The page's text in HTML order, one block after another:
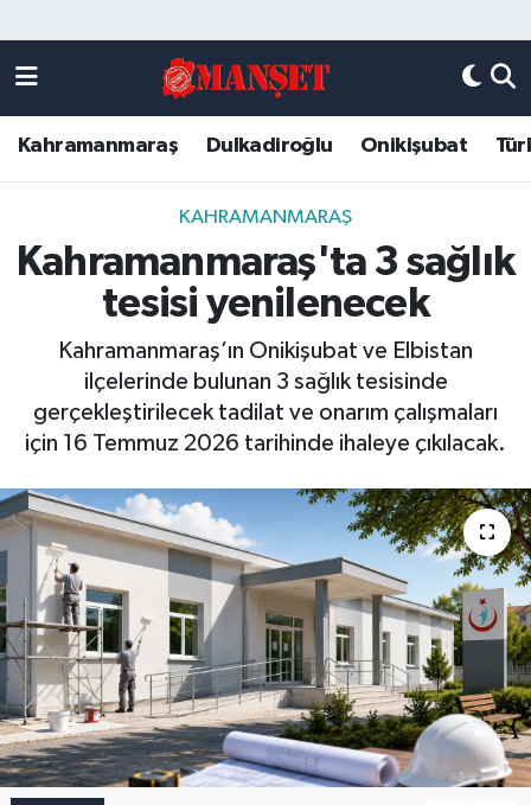
Kahramanmaraş Dulkadiroğlu Onikişubat
KAHRAMANMARAŞ
Kahramanmaraş'ta 3 sağlık
tesisi yenilenecek
Kahramanmaraş’ın Onikişubat ve Elbistan
ilçelerinde bulunan 3 sağlık tesisinde
gerçekleştirilecek tadilat ve onarım çalışmaları
için 16 Temmuz 2026 tarihinde ihaleye çıkılacak.
DULKADİROĞLU
KAHRAMANMARAŞ
ONİKİŞUBAT
Künye
Kahramanmaraş Nöbetçi Eczaneler
Kahramanmaraş Hava Durumu
Kahramanmaraş Trafik Yoğunluk Haritası
Süper Lig Puan Durumu ve Fikstür
Son Dakika Haberleri
Haber Arşivi